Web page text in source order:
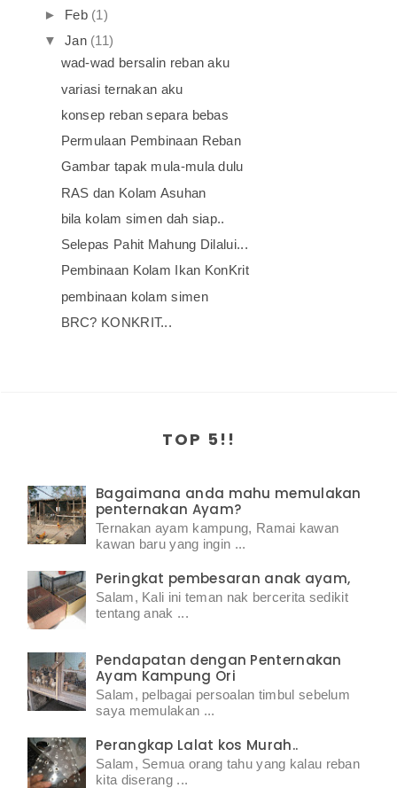
► Feb (1)
▼ Jan (11)
wad-wad bersalin reban aku
variasi ternakan aku
konsep reban separa bebas
Permulaan Pembinaan Reban
Gambar tapak mula-mula dulu
RAS dan Kolam Asuhan
bila kolam simen dah siap..
Selepas Pahit Mahung Dilalui...
Pembinaan Kolam Ikan KonKrit
pembinaan kolam simen
BRC? KONKRIT...
TOP 5!!
Bagaimana anda mahu memulakan
penternakan Ayam?
Ternakan ayam kampung, Ramai kawan
kawan baru yang ingin ...
Peringkat pembesaran anak ayam,
Salam, Kali ini teman nak bercerita sedikit
tentang anak ...
Pendapatan dengan Penternakan
Ayam Kampung Ori
Salam, pelbagai persoalan timbul sebelum
saya memulakan ...
Perangkap Lalat kos Murah..
Salam, Semua orang tahu yang kalau reban
kita diserang ...